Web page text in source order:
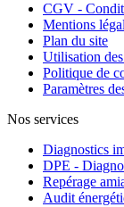
CGV -
Mentions
Plan du site
Utilisation
Politique de
Paramètres
Nos services
Diagnostics
DPE -
Repérage
Audit